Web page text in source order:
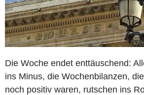
Die Woche endet enttäuschend:
ins Minus, die Wochenbilanzen,
noch positiv waren, rutschen ins